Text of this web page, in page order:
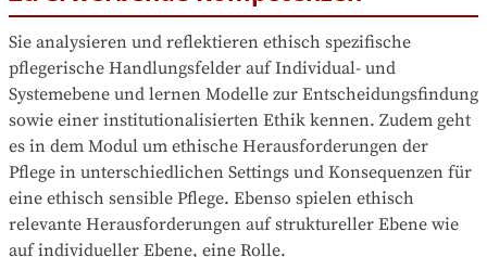
Sie analysieren und reflektieren ethisch spezifische
pflegerische Handlungsfelder auf Individual- und
Systemebene und lernen Modelle zur Entscheidungsfindung
sowie einer institutionalisierten Ethik kennen. Zudem geht
es in dem Modul um ethische Herausforderungen der
Pflege in unterschiedlichen Settings und Konsequenzen für
eine ethisch sensible Pflege. Ebenso spielen ethisch
relevante Herausforderungen auf struktureller Ebene wie
auf individueller Ebene, eine Rolle.